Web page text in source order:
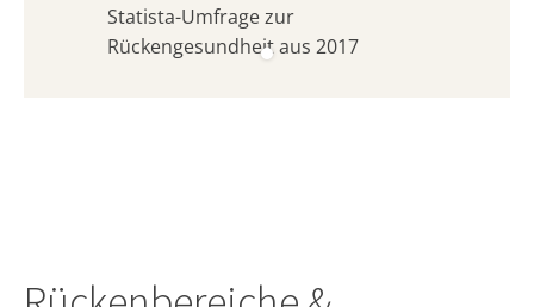
Statista-Umfrage zur
Rückengesundheit aus 2017